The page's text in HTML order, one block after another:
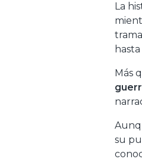
La
Más
su